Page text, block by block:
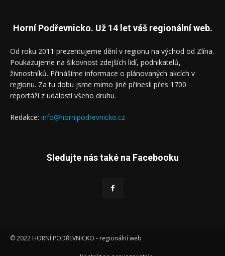
Horní Podřevnicko. Už 14 let váš regionální web.
Od roku 2011 prezentujeme dění v regionu na východ od Zlína.
Poukazujeme na šikovnost zdejších lidí, podnikatelů,
živnostníků. Přinášíme informace o plánovaných akcích v
regionu. Za tu dobu jsme mimo jiné přinesli přes 1700
reportáží z událostí všeho druhu.
Redakce: info@hornipodrevnicko.cz
Sledujte nás také na Facebooku
© 2022 HORNÍ PODŘEVNICKO - regionální web